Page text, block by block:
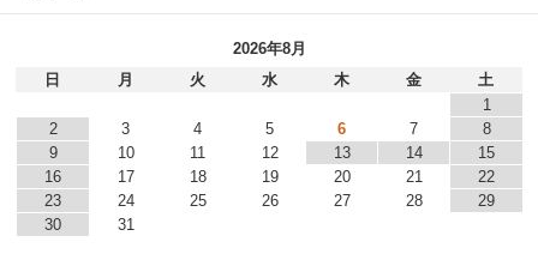
2026年8月
日
月 火 水 木 金
土
1
2
3 4 5 6 7
8
9
10 11 12 13 14
15
16
17 18 19 20 21
22
23
24 25 26 27 28
29
30
31